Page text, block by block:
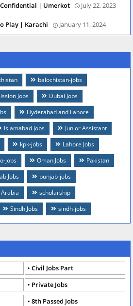
| Umerkot July 22, 2023
Play | Karachi January 11, 2024
balochistan-jobs
Jobs
Dubai Jobs
Hyderabad and Lahore
Islamabad Jobs
Junior Assistant
kpk-jobs
Lahore Jobs
jobs Oman Jobs
Pakistan
Jobs
punjab-jobs
scholarship
Sindh Jobs sindh-jobs
Civil Jobs Part
Private Jobs
8th Passed Jobs